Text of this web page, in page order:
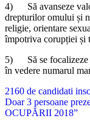
4) Să avanseze
drepturilor omului și
religie, orientare
împotriva corupției și
5) Să se focalizeze
în vedere numarul
Navigare
în
2160 de candidati
Doar 3 persoane
OCUPĂRII 2018”